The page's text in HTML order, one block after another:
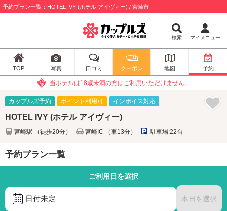
予約プラン一覧：HOTEL IVY (ホテル アイヴィー) / 宮崎市
検索 マイメニュー
TOP 写真 口コミ クーポン 地図 予約
当ホテルは18歳未満の方はご利用いただけません。
カップルズ予約 ポイント利用可 インボイス対応
HOTEL IVY (ホテル アイヴィー)
宮崎駅 （徒歩20分） 宮崎IC （車13分） 駐車場:22台
予約プラン一覧
ご利用日を選択
日付未定 本日を選択